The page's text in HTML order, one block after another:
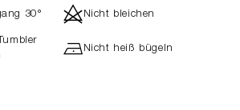
30° dNicht bleichen
hNicht heiß bügeln